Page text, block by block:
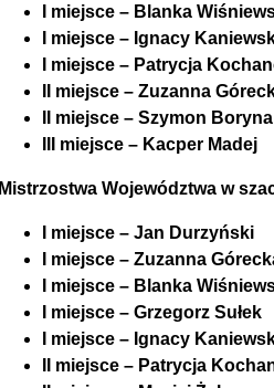
I miejsce – Blanka
I miejsce – Ignacy
I miejsce – Patrycja
II miejsce – Zuzanna
II miejsce – Szymon Boryna
III miejsce – Kacper Madej
Mistrzostwa Województwa w
I miejsce – Jan Durzyński
I miejsce – Zuzanna
I miejsce – Blanka
I miejsce – Grzegorz Sułek
I miejsce – Ignacy
II miejsce – Patrycja